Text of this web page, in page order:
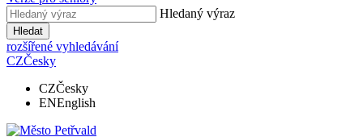
Hledaný výraz
Hledat
rozšířené vyhledávání
CZČesky
CZČesky
ENEnglish